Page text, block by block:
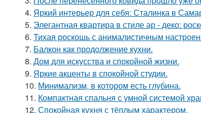
4. Яркий интерьер для себя: Сталинка в
5. Элегантная квартира в стиле ар - деко:
6. Тихая роскошь с анималистичным
7. Балкон как продолжение кухни.
8. Дом для искусства и спокойной жизни.
9. Яркие акценты в спокойной студии.
10. Минимализм, в котором есть глубина.
11. Компактная спальня с умной системой
12. Спокойная кухня с тёплым характером.